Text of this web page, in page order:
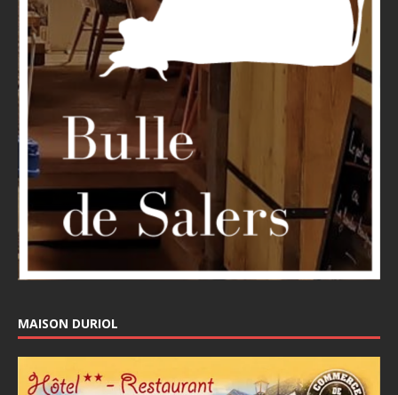
MAISON DURIOL